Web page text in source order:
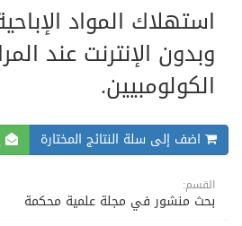
استهلاك المواد
وبدون الإنترنت عند
الكولومبيين.
اضف إلى سلة النتائج المختارة
القسم:
بحث منشور في مجلة علمية محكمة